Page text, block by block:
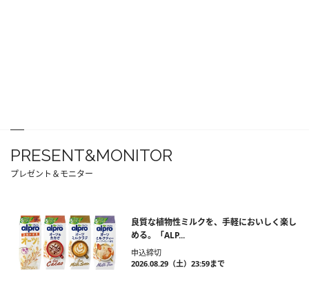
PRESENT&MONITOR
プレゼント＆モニター
良質な植物性ミルクを、手軽においしく楽し
める。「ALP...
申込締切
2026.08.29（土）23:59まで